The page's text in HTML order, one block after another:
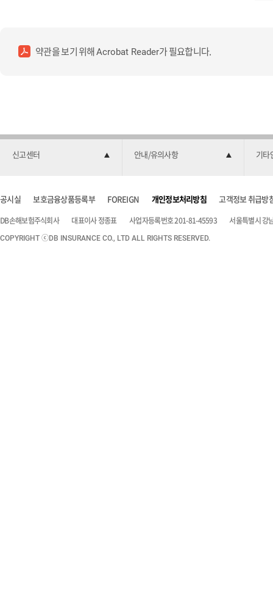
약관을 보기 위해Acrobat Reader가 필요합니다.
신고센터 안내/유의사항 기타
공시실 보호금융상품등록부 FOREIGN 개인정보처리방침 고객정보 취급방
DB손해보험주식회사 대표이사 정종표 사업자등록번호 201-81-45593 서울특별시 강
COPYRIGHT ⓒDB INSURANCE CO., LTD ALL RIGHTS RESERVED.